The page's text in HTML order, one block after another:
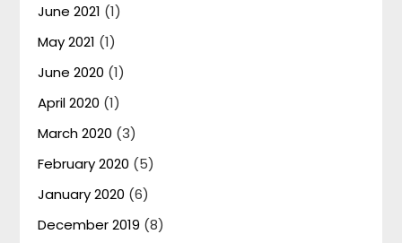
June 2021 (1)
May 2021 (1)
June 2020 (1)
April 2020 (1)
March 2020 (3)
February 2020 (5)
January 2020 (6)
December 2019 (8)